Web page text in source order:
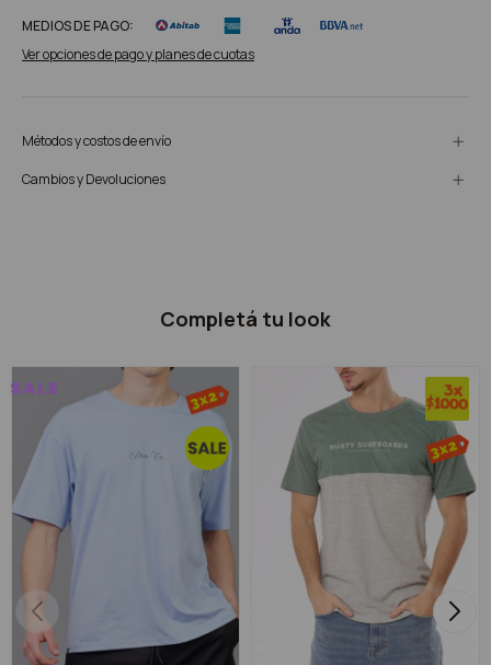
MEDIOS DE PAGO:
Ver opciones de pago y planes de cuotas
Métodos y costos de envío
Cambios y Devoluciones
Completá tu look